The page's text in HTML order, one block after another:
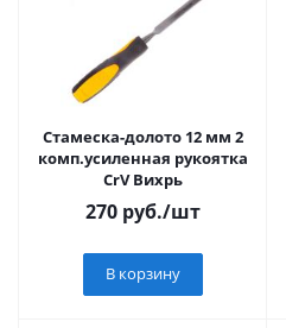
Стамеска-долото 12 мм 2
комп.усиленная рукоятка
CrV Вихрь
270 руб./шт
В корзину